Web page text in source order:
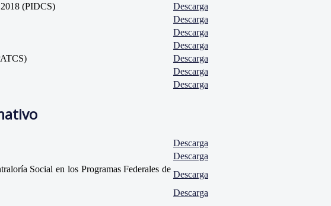
(PIDCS)
Descarga
Descarga
Descarga
Descarga
Descarga
Descarga
Descarga
Descarga
Descarga
Social en los Programas Federales de
Descarga
Descarga